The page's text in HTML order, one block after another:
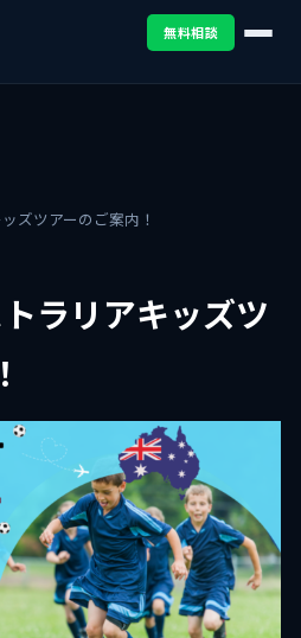
無料相談
ズツアーのご案内！
ラリアキッズツ